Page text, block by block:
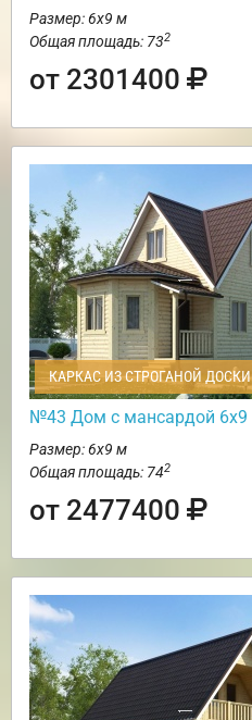
Размер: 6х9 м
Общая площадь: 732
от 2301400
КАРКАС ИЗ СТРОГАНОЙ ДОСКИ
№43 Дом с мансардой 6х9
Размер: 6х9 м
Общая площадь: 742
от 2477400